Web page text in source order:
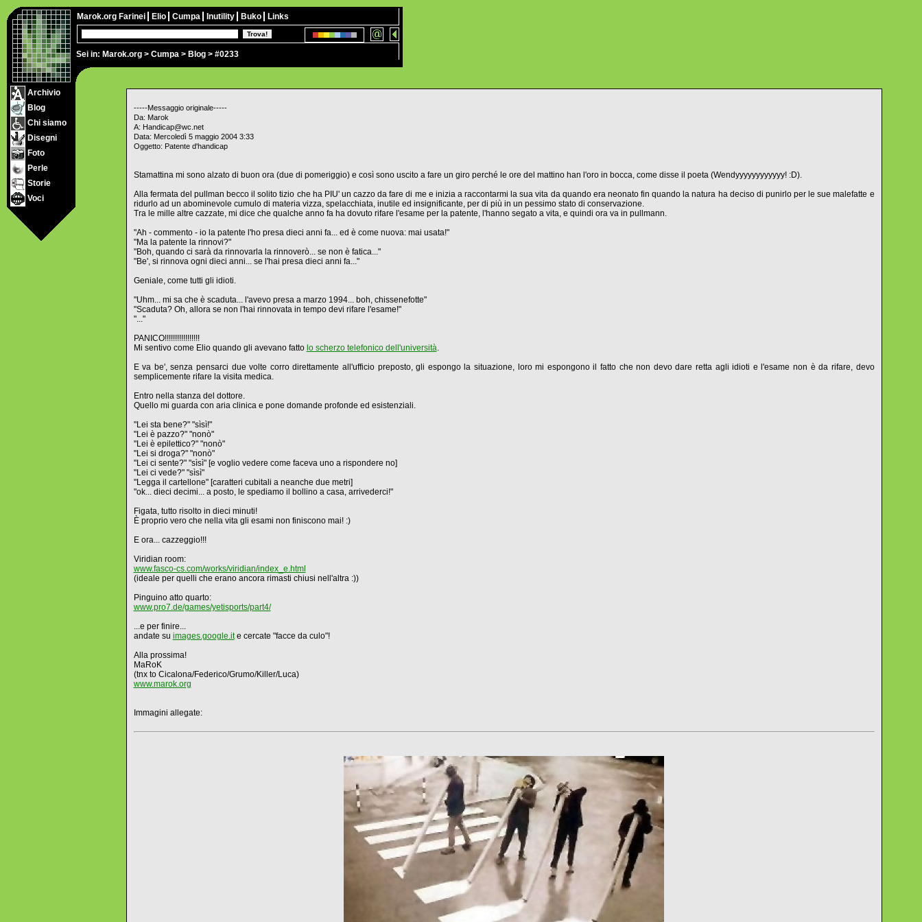
Sei in: Marok.org > Cumpa > Blog > #0233
Marok.org Farinei Elio Cumpa Inutility Buko Links
Archivio
Blog
Chi siamo
Disegni
Foto
Perle
Storie
Voci
-----Messaggio originale-----
Da: Marok
A: Handicap@wc.net
Data: Mercoledì 5 maggio 2004 3:33
Oggetto: Patente d'handicap
Stamattina mi sono alzato di buon ora (due di pomeriggio) e così sono uscito a fare un giro perché le ore del mattino han l'oro in bocca, come disse il poeta (Wendyyyyyyyyyyyy! :D).
Alla fermata del pullman becco il solito tizio che ha PIU' un cazzo da fare di me e inizia a raccontarmi la sua vita da quando era neonato fin quando la natura ha deciso di punirlo per le sue malefatte e
ridurlo ad un abominevole cumulo di materia vizza, spelacchiata, inutile ed insignificante, per di più in un pessimo stato di conservazione.
Tra le mille altre cazzate, mi dice che qualche anno fa ha dovuto rifare l'esame per la patente, l'hanno segato a vita, e quindi ora va in pullmann.
"Ah - commento - io la patente l'ho presa dieci anni fa... ed è come nuova: mai usata!"
"Ma la patente la rinnovi?"
"Boh, quando ci sarà da rinnovarla la rinnoverò... se non è fatica..."
"Be', si rinnova ogni dieci anni... se l'hai presa dieci anni fa..."
Geniale, come tutti gli idioti.
"Uhm... mi sa che è scaduta... l'avevo presa a marzo 1994... boh, chissenefotte"
"Scaduta? Oh, allora se non l'hai rinnovata in tempo devi rifare l'esame!"
"..."
PANICO!!!!!!!!!!!!!!!!!
Mi sentivo come Elio quando gli avevano fatto lo scherzo telefonico dell'università.
E va be', senza pensarci due volte corro direttamente all'ufficio preposto, gli espongo la situazione, loro mi espongono il fatto che non devo dare retta agli idioti e l'esame non è da rifare, devo
semplicemente rifare la visita medica.
Entro nella stanza del dottore.
Quello mi guarda con aria clinica e pone domande profonde ed esistenziali.
"Lei sta bene?" "sìsì!"
"Lei è pazzo?" "nonò"
"Lei è epilettico?" "nonò"
"Lei si droga?" "nonò"
"Lei ci sente?" "sìsì" [e voglio vedere come faceva uno a rispondere no]
"Lei ci vede?" "sìsì"
"Legga il cartellone" [caratteri cubitali a neanche due metri]
"ok... dieci decimi... a posto, le spediamo il bollino a casa, arrivederci!"
Figata, tutto risolto in dieci minuti!
È proprio vero che nella vita gli esami non finiscono mai! :)
E ora... cazzeggio!!!
Viridian room:
www.fasco-cs.com/works/viridian/index_e.html
(ideale per quelli che erano ancora rimasti chiusi nell'altra :))
Pinguino atto quarto:
www.pro7.de/games/yetisports/part4/
...e per finire...
andate su images.google.ite cercate "facce da culo"!
Alla prossima!
MaRoK
(tnx to Cicalona/Federico/Grumo/Killer/Luca)
www.marok.org
Immagini allegate: